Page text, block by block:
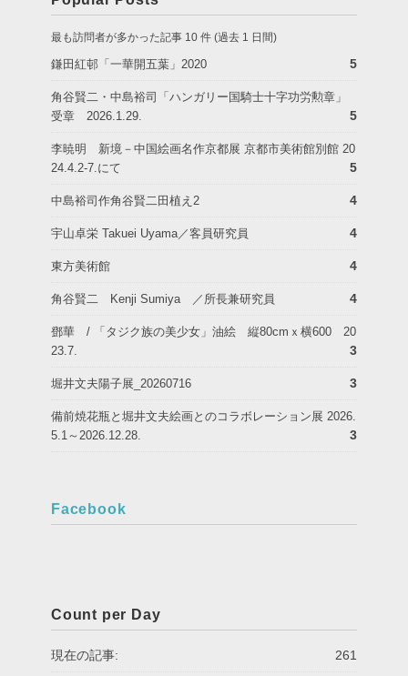
最も訪問者が多かった記事 10 件 (過去 1 日間)
鎌田紅邨「一華開五葉」2020 5
角谷賢二・中島裕司「ハンガリー国騎士十字功労勲章」
受章 2026.1.29.
5
李暁明 新境－中国絵画名作京都展 京都市美術館別館 20
24.4.2-7.にて
5
中島裕司作角谷賢二田植え2 4
宇山卓栄 Takuei Uyama／客員研究員 4
東方美術館 4
角谷賢二 Kenji Sumiya ／所長兼研究員 4
鄧華 / 「タジク族の美少女」油絵 縦80cmｘ横600 20
23.7.
3
堀井文夫陽子展_20260716 3
備前焼花瓶と堀井文夫絵画とのコラボレーション展 2026.
5.1～2026.12.28.
3
Facebook
Count per Day
261
現在の記事: